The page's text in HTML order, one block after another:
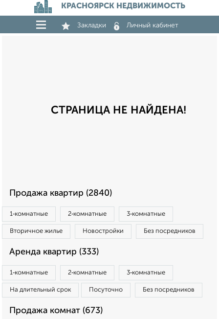
КРАСНОЯРСК НЕДВИЖИМОСТЬ
Закладки Личный кабинет
СТРАНИЦА НЕ НАЙДЕНА!
Продажа квартир (2840)
1‑комнатные 2‑комнатные 3‑комнатные
Вторичное жилье Новостройки Без посредников
Аренда квартир (333)
1‑комнатные 2‑комнатные 3‑комнатные
На длительный срок Посуточно Без посредников
Продажа комнат (673)